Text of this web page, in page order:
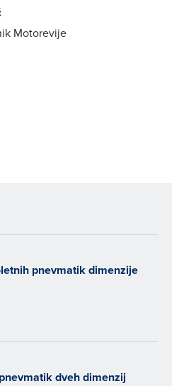
Motorevije
pnevmatik dimenzije
dveh dimenzij